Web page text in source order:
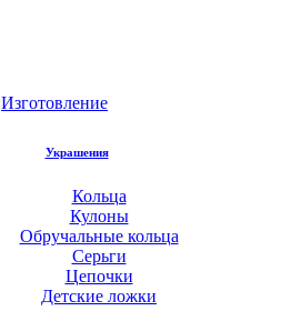
Изготовление
Украшения
Кольца
Кулоны
Обручальные кольца
Серьги
Цепочки
Детские ложки